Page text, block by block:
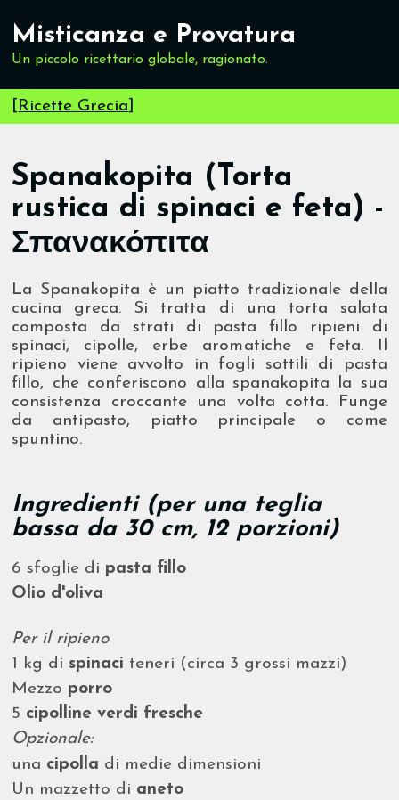
Misticanza e Provatura
Un piccolo ricettario globale, ragionato.
[Ricette Grecia]
Spanakopita (Torta
rustica di spinaci e feta) -
Σπανακόπιτα
La Spanakopita è un piatto tradizionale della
cucina greca. Si tratta di una torta salata
composta da strati di pasta fillo ripieni di
spinaci, cipolle, erbe aromatiche e feta. Il
ripieno viene avvolto in fogli sottili di pasta
fillo, che conferiscono alla spanakopita la sua
consistenza croccante una volta cotta. Funge
da antipasto, piatto principale o come
spuntino.
Ingredienti (per una teglia
bassa da 30 cm, 12 porzioni)
6 sfoglie di pasta fillo
Olio d'oliva
Per il ripieno
1 kg dispinaci teneri (circa 3 grossi mazzi)
Mezzo porro
5 cipolline verdi fresche
Opzionale:
una cipolla di medie dimensioni
Un mazzetto di aneto